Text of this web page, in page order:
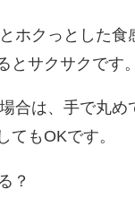
ホクっとした食
とサクサクです。
合は、手で丸め
てもOKです。
？